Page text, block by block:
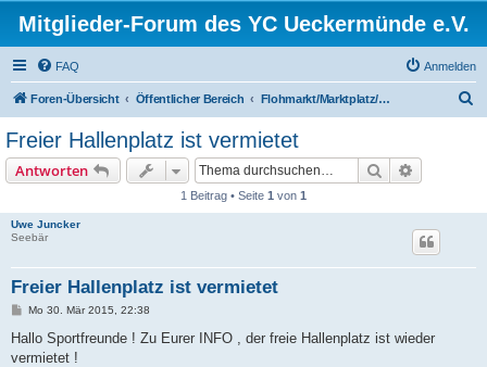
Mitglieder-Forum des YC Ueckermünde e.V.
FAQ Anmelden
Foren-Übersicht Öffentlicher Bereich Flohmarkt/Marktplatz/Tauschbörse/Suche/Biete
Freier Hallenplatz ist vermietet
Antworten Suche
1 Beitrag • Seite 1 von 1
Uwe Juncker
Seebär
Freier Hallenplatz ist vermietet
B
i
r
Mo 30. Mär 2015, 22:38
Hallo Sportfreunde ! Zu Eurer INFO , der freie Hallenplatz ist wieder
vermietet !